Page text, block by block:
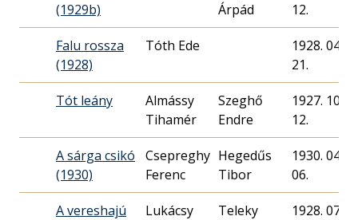
(1929b)
Árpád
12.
Falu rossza
(1928)
Tóth Ede
1928. 04.
21.
Tót leány
Almássy
Tihamér
Szeghő
Endre
1927. 10.
12.
A sárga csikó
(1930)
Csepreghy
Ferenc
Hegedűs
Tibor
1930. 04.
06.
A vereshajú
Lukácsy
Teleky
1928. 07.